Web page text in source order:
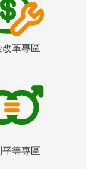
改革專區
平等專區